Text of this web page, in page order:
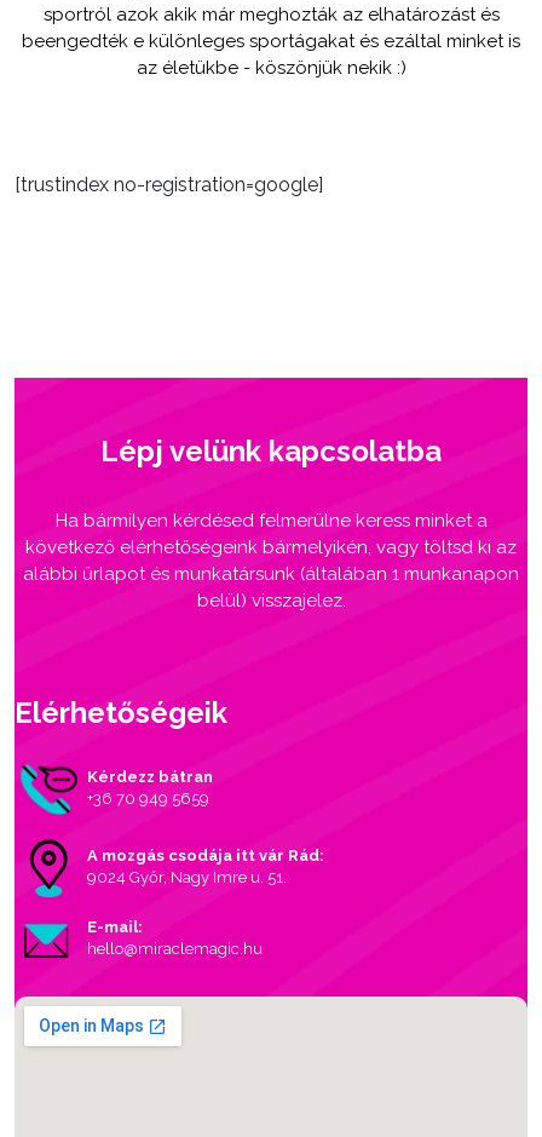
sportról azok akik már meghozták az elhatározást és
beengedték e különleges sportágakat és ezáltal minket is
az életükbe - köszönjük nekik :)
[trustindex no-registration=google]
Lépj velünk kapcsolatba
Ha bármilyen kérdésed felmerülne keress minket a
következő elérhetőségeink bármelyikén, vagy töltsd ki az
alábbi űrlapot és munkatársunk (általában 1 munkanapon
belül) visszajelez.
Elérhetőségeik
Kérdezz bátran
+36 70 949 5659
A mozgás csodája itt vár Rád:
9024 Győr, Nagy Imre u. 51.
E-mail:
hello@miraclemagic.hu